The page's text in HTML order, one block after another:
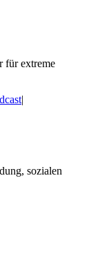
für extreme
|
sozialen